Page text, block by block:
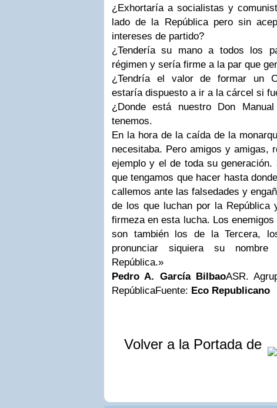
¿Exhortaría a socialistas y
lado de la República pero sin
intereses de partido?
¿Tendería su mano a todos los
régimen y sería firme a la par que
¿Tendría el valor de formar un
estaría dispuesto a ir a la cárcel si
¿Donde está nuestro Don
tenemos.
En la hora de la caída de la
necesitaba. Pero amigos y amigas,
ejemplo y el de toda su
que tengamos que hacer hasta
callemos ante las falsedades y
de los que luchan por la República
firmeza en esta lucha. Los
son también los de la Tercera,
pronunciar siquiera su
República.»
Pedro A. García BilbaoASR.
RepúblicaFuente: Eco Republicano
Volver a la Portada de